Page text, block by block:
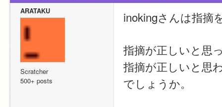
ARATAKU
Scratcher
500+ posts
inokingさんは指摘
指摘が正しいと思
指摘が正しいと思
でしょうか。